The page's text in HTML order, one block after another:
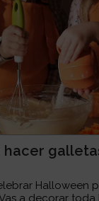
hacer
Halloween
a decorar toda